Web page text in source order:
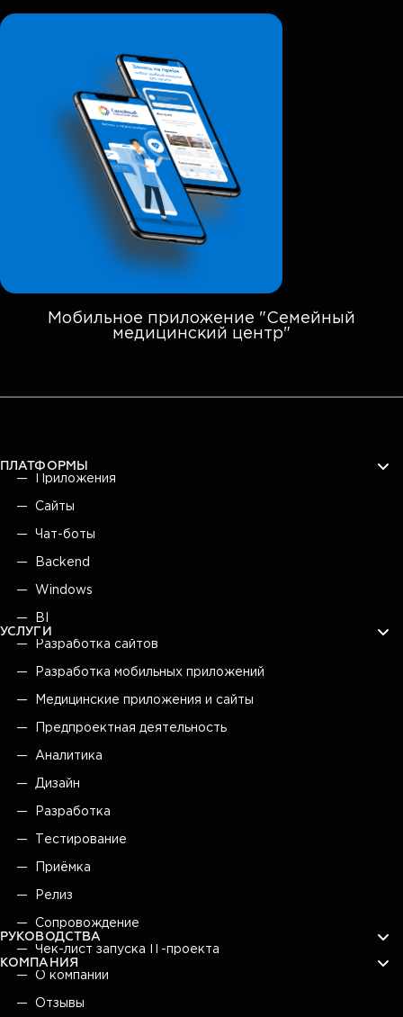
Мобильное приложение "Семейный
медицинский центр"
ПЛАТФОРМЫ
Приложения
Сайты
Чат-боты
Backend
Windows
BI
УСЛУГИ
Разработка сайтов
Разработка мобильных приложений
Медицинские приложения и сайты
Предпроектная деятельность
Аналитика
Дизайн
Разработка
Тестирование
Приёмка
Релиз
Сопровождение
РУКОВОДСТВА
Чек-лист запуска IT-проекта
КОМПАНИЯ
О компании
Отзывы